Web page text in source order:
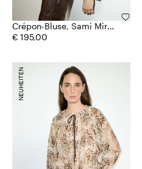
Crépon-Bluse, Sami Miró
&Co.llaboration
€ 195,00
NEUHEITEN